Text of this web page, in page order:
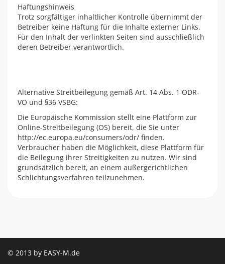
Haftungshinweis
Trotz sorgfältiger inhaltlicher Kontrolle übernimmt der
Betreiber keine Haftung für die Inhalte externer Links.
Für den Inhalt der verlinkten Seiten sind ausschließlich
deren Betreiber verantwortlich.
Alternative Streitbeilegung gemäß Art. 14 Abs. 1 ODR-
VO und §36 VSBG:
Die Europäische Kommission stellt eine Plattform zur
Online-Streitbeilegung (OS) bereit, die Sie unter
http://ec.europa.eu/consumers/odr/ finden.
Verbraucher haben die Möglichkeit, diese Plattform für
die Beilegung ihrer Streitigkeiten zu nutzen. Wir sind
grundsätzlich bereit, an einem außergerichtlichen
Schlichtungsverfahren teilzunehmen.
© 2013 by EASY-M.de